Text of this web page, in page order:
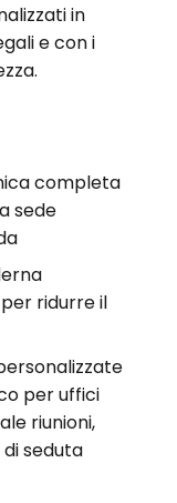
in
e con i
completa
sede
ridurre il
per uffici
riunioni,
seduta